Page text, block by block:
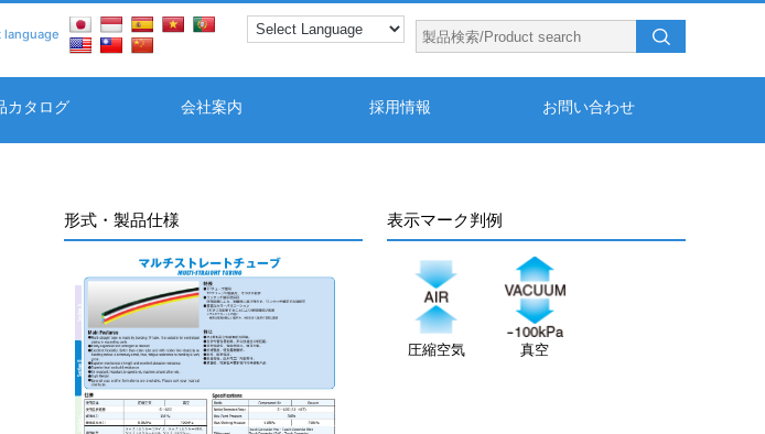
language
カタログ 会社案内 採用情報 お問い合わせ
形式・製品仕様 表示マーク判例
圧縮空気 真空